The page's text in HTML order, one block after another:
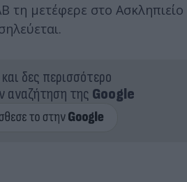
τη μετέφερε στο Ασκληπιείο
δες περισσότερο
αναζήτηση της Google